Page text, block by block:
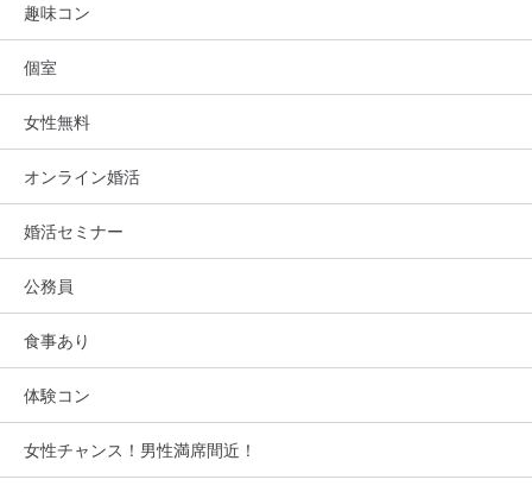
趣味コン
個室
女性無料
オンライン婚活
婚活セミナー
公務員
食事あり
体験コン
女性チャンス！男性満席間近！